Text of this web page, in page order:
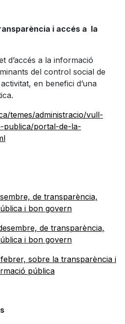
i accés a la
d’accés a la informació
del control social de
en benefici d’una
temes/administracio/vull-
publica/portal-de-la-
de transparència,
i bon govern
de transparència,
i bon govern
sobre la transparència i
pública